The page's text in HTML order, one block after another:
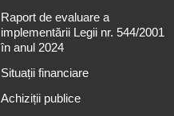
Raport de evaluare a
implementării Legii nr. 544/2001
în anul 2024
Situații financiare
Achiziții publice